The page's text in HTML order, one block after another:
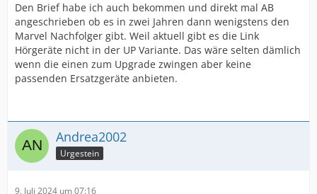
Den Brief habe ich auch bekommen und direkt mal AB
angeschrieben ob es in zwei Jahren dann wenigstens den
Marvel Nachfolger gibt. Weil aktuell gibt es die Link
Hörgeräte nicht in der UP Variante. Das wäre selten dämlich
wenn die einen zum Upgrade zwingen aber keine
passenden Ersatzgeräte anbieten.
Andrea2002
Urgestein
9. Juli 2024 um 07:16